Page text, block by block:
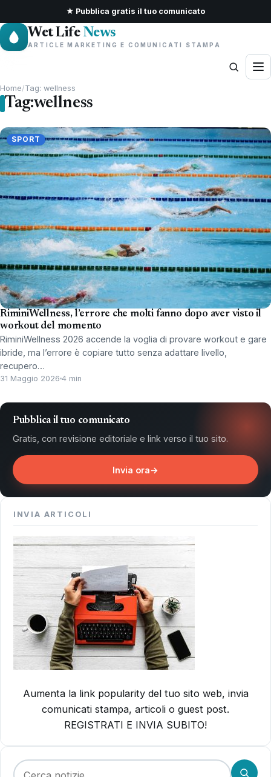
★ Pubblica gratis il tuo comunicato
Wet Life News
ARTICLE MARKETING E COMUNICATI STAMPA
Home/Tag: wellness
Tag:wellness
SPORT
RiminiWellness, l’errore che molti fanno dopo aver visto il
workout del momento
RiminiWellness 2026 accende la voglia di provare workout e gare
ibride, ma l’errore è copiare tutto senza adattare livello,
recupero…
31 Maggio 2026 4 min
Pubblica il tuo comunicato
Gratis, con revisione editoriale e link verso il tuo sito.
Invia ora→
INVIA ARTICOLI
Aumenta la link popularity del tuo sito web, invia
comunicati stampa, articoli o guest post.
REGISTRATI E INVIA SUBITO!
Cerca: